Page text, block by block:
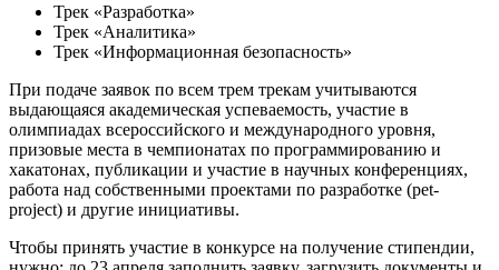
Трек «Разработка»
Трек «Аналитика»
Трек «Информационная безопасность»
При подаче заявок по всем трем трекам учитываются
выдающаяся академическая успеваемость, участие в
олимпиадах всероссийского и международного уровня,
призовые места в чемпионатах по программированию и
хакатонах, публикации и участие в научных конференциях,
работа над собственными проектами по разработке (pet-
project) и другие инициативы.
Чтобы принять участие в конкурсе на получение стипендии,